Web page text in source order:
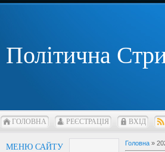
Політична
ГОЛОВНА РЕЄСТРАЦІЯ ВХІД
МЕНЮ САЙТУ Головна »